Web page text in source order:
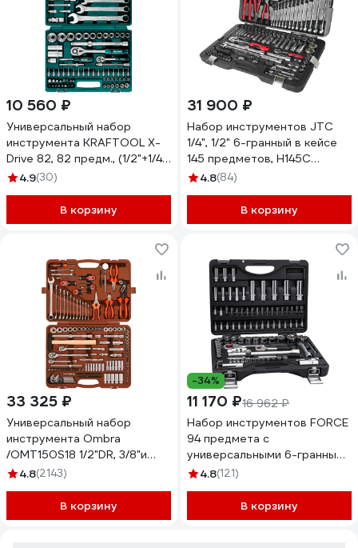
10 560 ₽
Универсальный набор
инструмента KRAFTOOL X-
Drive 82, 82 предм., (1/2"+1/4")
27887-H82_z03
4.9(30)
В корзину
31 900 ₽
Набор инструментов JTC
1/4", 1/2" 6-гранный в кейсе
145 предметов, H145C
742167
4.8(84)
В корзину
33 325 ₽
Универсальный набор
инструмента Ombra
/OMT150S18 1/2"DR, 3/8"и
1/4"DR, 150 пр. 55370
4.8(2143)
В корзину
-34%
11 170 ₽16 962 ₽
Набор инструментов FORCE
94 предмета с
универсальными 6-гранными
головками для целых и
4.8(121)
В корзину